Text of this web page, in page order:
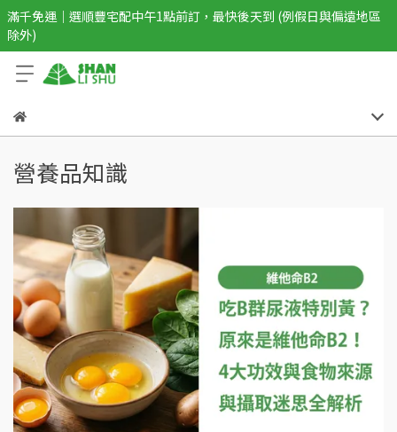
滿千免運｜選順豐宅配中午1點前訂，最快後天到 (例假日與偏遠地區
除外)
營養品知識